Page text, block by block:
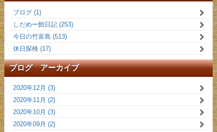
ブログ (1)
しだめー館日記 (253)
今日の竹富島 (513)
休日探検 (17)
ブログ アーカイブ
2020年12月 (3)
2020年11月 (2)
2020年10月 (3)
2020年09月 (2)